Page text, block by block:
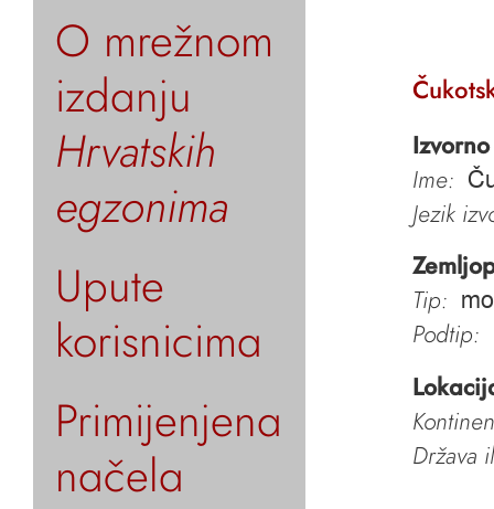
O mrežnom
izdanju
Hrvatskih
egzonima
Upute
korisnicima
Primijenjena
načela
Ime:
Jezik
Tip:
Podtip:
Država